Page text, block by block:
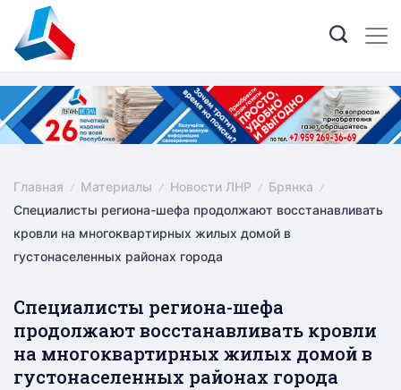
content
Главная Материалы Новости ЛНР
Брянка
Специалисты региона-шефа продолжают восстанавливать
кровли на многоквартирных жилых домой в
густонаселенных районах города
Специалисты региона-шефа
продолжают восстанавливать кровли
на многоквартирных жилых домой в
густонаселенных районах города